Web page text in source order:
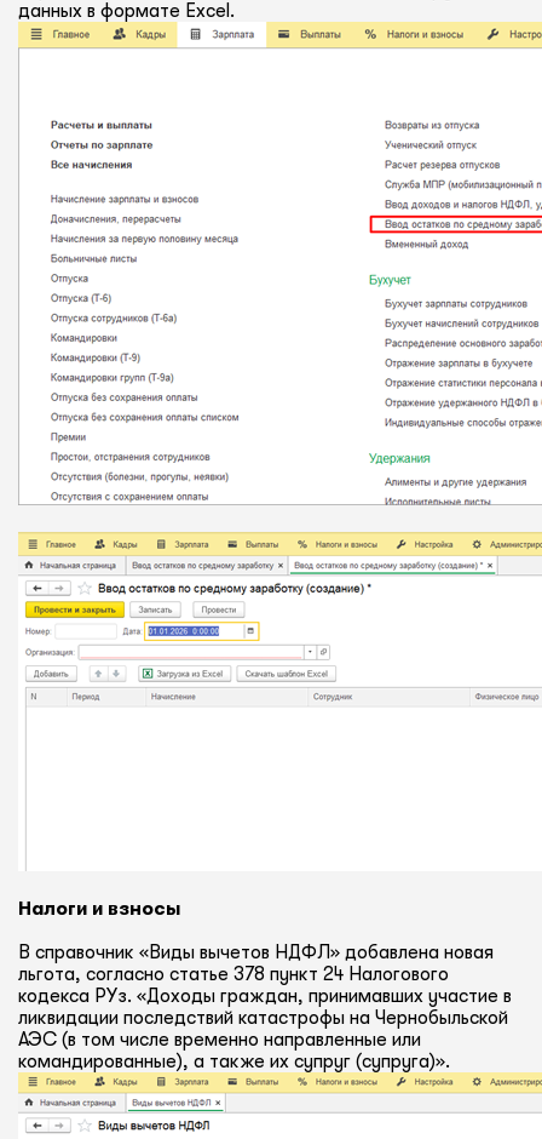
данных в формате Excel.
Налоги и взносы
В справочник «Виды вычетов НДФЛ» добавлена новая
льгота, согласно статье 378 пункт 24 Налогового
кодекса РУз. «Доходы граждан, принимавших участие в
ликвидации последствий катастрофы на Чернобыльской
АЭС (в том числе временно направленные или
командированные), а также их супруг (супруга)».